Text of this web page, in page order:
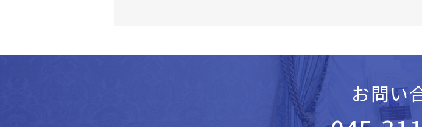
お問い